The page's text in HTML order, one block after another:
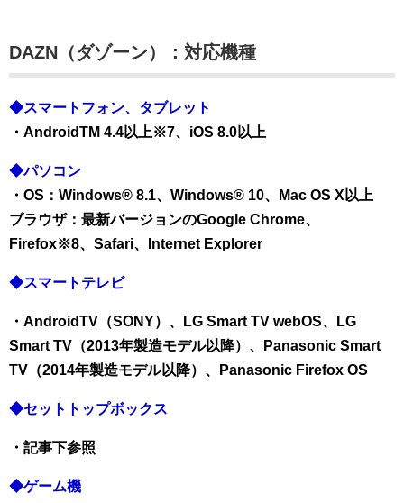
DAZN（ダゾーン）：対応機種
◆スマートフォン、タブレット
・AndroidTM 4.4以上※7、iOS 8.0以上
◆パソコン
・OS：Windows® 8.1、Windows® 10、Mac OS X以上
ブラウザ：最新バージョンのGoogle Chrome、
Firefox※8、Safari、Internet Explorer
◆スマートテレビ
・AndroidTV（SONY）、LG Smart TV webOS、LG
Smart TV（2013年製造モデル以降）、Panasonic Smart
TV（2014年製造モデル以降）、Panasonic Firefox OS
◆セットトップボックス
・記事下参照
◆ゲーム機